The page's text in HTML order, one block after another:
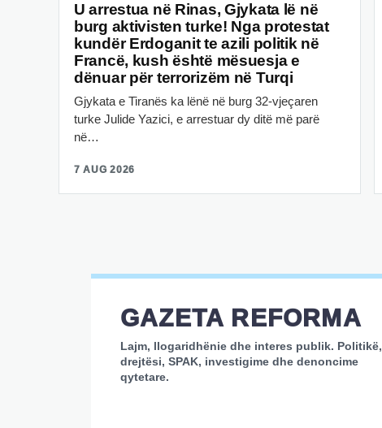
U arrestua në Rinas, Gjykata lë në
burg aktivisten turke! Nga protestat
kundër Erdoganit te azili politik në
Francë, kush është mësuesja e
dënuar për terrorizëm në Turqi
Gjykata e Tiranës ka lënë në burg 32-vjeçaren
turke Julide Yazici, e arrestuar dy ditë më parë
në…
7 AUG 2026
GAZETA REFORMA
Lajm, llogaridhënie dhe interes publik. Politikë,
drejtësi, SPAK, investigime dhe denoncime
qytetare.